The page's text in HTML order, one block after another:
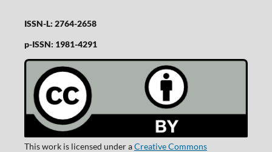
ISSN-L: 2764-2658
p-ISSN: 1981-4291
This work is licensed under aCreative Commons